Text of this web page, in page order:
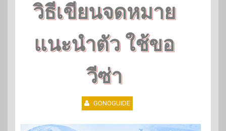
วิธีเขียนจดหมาย
แนะนำตัว ใช้ขอ
วีซ่า
GONOGUIDE